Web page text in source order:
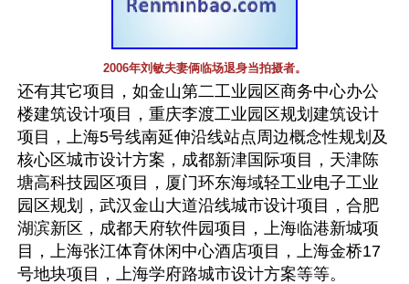
2006年刘敏夫妻俩临场退身当拍摄者。
还有其它项目，如金山第二工业园区商务中心办公
楼建筑设计项目，重庆李渡工业园区规划建筑设计
项目，上海5号线南延伸沿线站点周边概念性规划及
核心区城市设计方案，成都新津国际项目，天津陈
塘高科技园区项目，厦门环东海域轻工业电子工业
园区规划，武汉金山大道沿线城市设计项目，合肥
湖滨新区，成都天府软件园项目，上海临港新城项
目，上海张江体育休闲中心酒店项目，上海金桥17
号地块项目，上海学府路城市设计方案等等。